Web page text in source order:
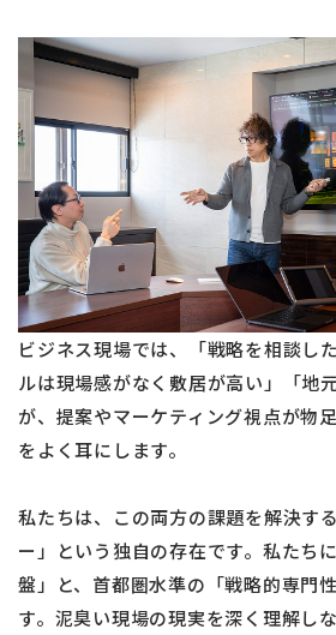
ビジネス現場では、「戦略を相談し
ルは現場感がなく敷居が高い」「地
が、提案やマーケティング視点が物
をよく耳にします。
私たちは、この両方の課題を解決す
ー」という独自の存在です。私たち
盤」と、首都圏水準の「戦略的専門
す。泥臭い現場の現実を深く理解し